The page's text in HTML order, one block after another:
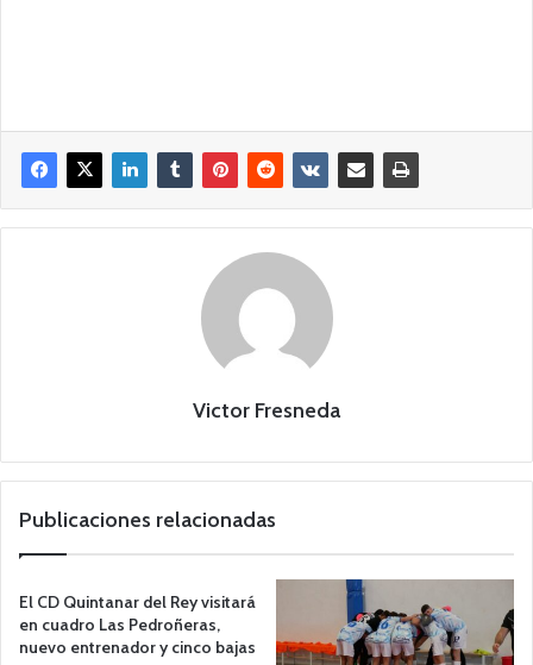
Victor Fresneda
Publicaciones relacionadas
El CD Quintanar del Rey visitará
en cuadro Las Pedroñeras,
nuevo entrenador y cinco bajas